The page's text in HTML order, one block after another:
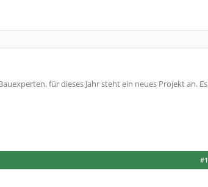
für dieses Jahr steht ein neues Projekt an. Es
#1